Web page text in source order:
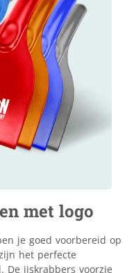
met logo
je goed voorbereid op
het perfecte
De ijskrabbers voorzie